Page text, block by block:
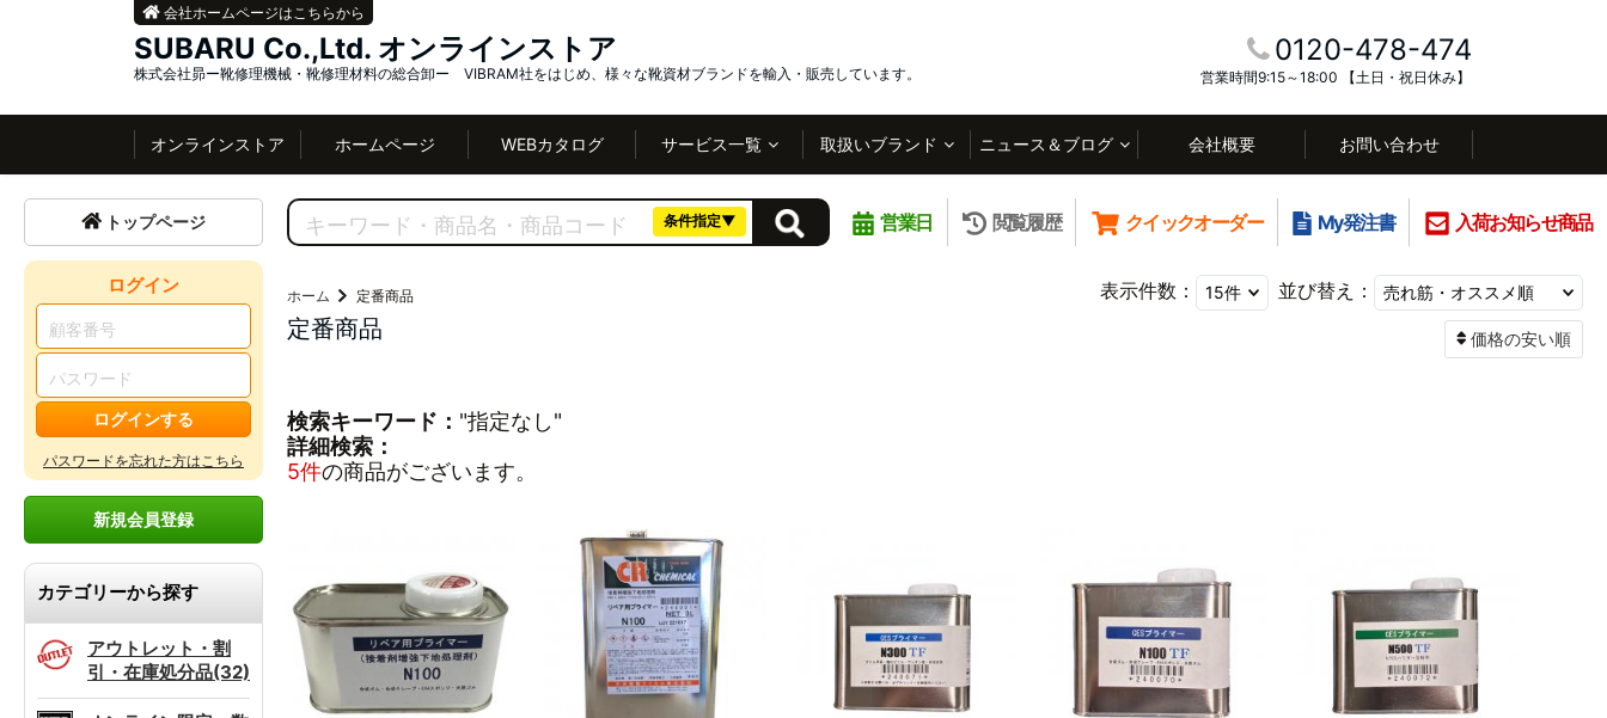
SUBARU Co.,Ltd. オンラインストア
株式会社昴ー靴修理機械・靴修理材料の総合卸ー VIBRAM社をはじめ、様々な靴資材ブランドを輸入・販売しています。
0120-478-474
営業時間9:15～18:00 【土日・祝日休み】
会社ホームページはこちらから
オンラインストア ホームページ WEBカタログ サービス一覧 取扱いブランド ニュース＆ブログ 会社概要 お問い合わせ
トップページ
ログイン
ログインする
パスワードを忘れた方はこちら
新規会員登録
カテゴリーから探す
アウトレット・割
引・在庫処分品(32)
条件指定▼ 営業日 閲覧履歴 クイックオーダー My発注書 入荷お知らせ商品
ホーム 定番商品
定番商品
表示件数： 並び替え：
価格の安い順
検索キーワード： "指定なし"
詳細検索：
5件の商品がございます。